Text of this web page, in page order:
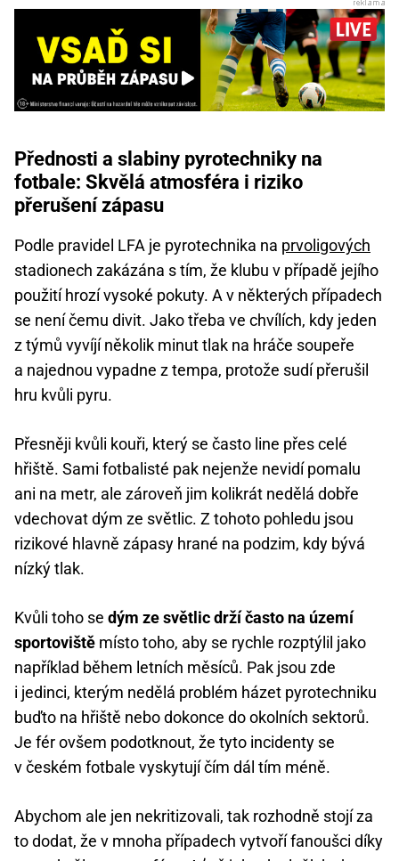
Přednosti a slabiny pyrotechniky na
fotbale: Skvělá atmosféra i riziko
přerušení zápasu
Podle pravidel LFA je pyrotechnika na prvoligových
stadionech zakázána s tím, že klubu v případě jejího
použití hrozí vysoké pokuty. A v některých případech
se není čemu divit. Jako třeba ve chvílích, kdy jeden
z týmů vyvíjí několik minut tlak na hráče soupeře
a najednou vypadne z tempa, protože sudí přerušil
hru kvůli pyru.
Přesněji kvůli kouři, který se často line přes celé
hřiště. Sami fotbalisté pak nejenže nevidí pomalu
ani na metr, ale zároveň jim kolikrát nedělá dobře
vdechovat dým ze světlic. Z tohoto pohledu jsou
rizikové hlavně zápasy hrané na podzim, kdy bývá
nízký tlak.
Kvůli toho se dým ze světlic drží často na území
sportoviště místo toho, aby se rychle rozptýlil jako
například během letních měsíců. Pak jsou zde
i jedinci, kterým nedělá problém házet pyrotechniku
buďto na hřiště nebo dokonce do okolních sektorů.
Je fér ovšem podotknout, že tyto incidenty se
v českém fotbale vyskytují čím dál tím méně.
Abychom ale jen nekritizovali, tak rozhodně stojí za
to dodat, že v mnoha případech vytvoří fanoušci díky